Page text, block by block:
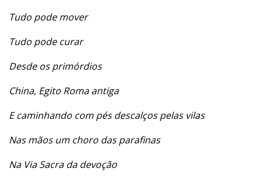
Tudo pode mover
Tudo pode curar
Desde os primórdios
China, Egito Roma antiga
E caminhando com pés descalços pelas vilas
Nas mãos um choro das parafinas
Na Via Sacra da devoção